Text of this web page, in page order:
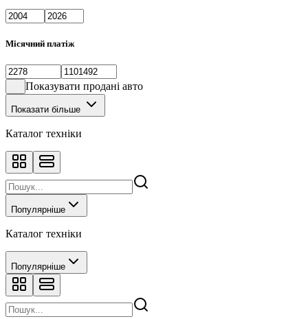
Місячний платіж
Показувати продані авто
Показати більше
Каталог техніки
Популярніше
Каталог техніки
Популярніше